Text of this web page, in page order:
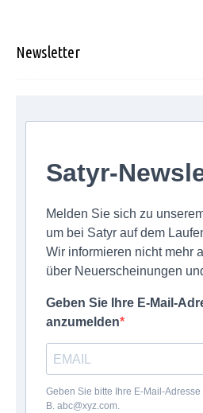
Newsletter
Satyr-
Melden Sie sich zu
um bei Satyr auf dem
Wir informieren nicht mehr
über Neuerscheinungen
Geben Sie Ihre E-Mail-
anzumelden
Geben Sie bitte Ihre E-Mail-
B. abc@xyz.com.